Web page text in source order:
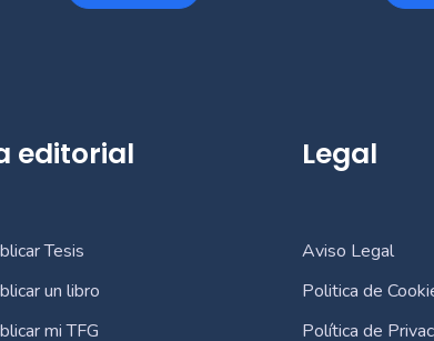
editorial
Tesis
un libro
mi TFG
Legal
Aviso Legal
Politica de
Política de